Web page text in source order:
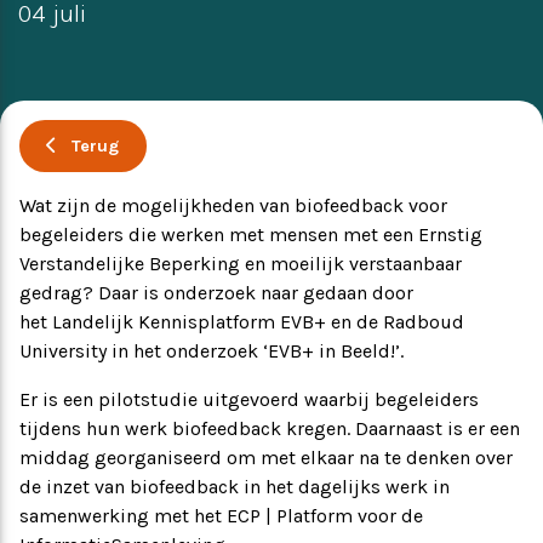
Producten
EVB+ in beeld!
Partners
04 juli
Terug
Wat zijn de mogelijkheden van biofeedback voor
begeleiders die werken met mensen met een Ernstig
Verstandelijke Beperking en moeilijk verstaanbaar
gedrag? Daar is onderzoek naar gedaan door
het Landelijk Kennisplatform EVB+ en de Radboud
University in het onderzoek ‘EVB+ in Beeld!’.
Er is een pilotstudie uitgevoerd waarbij begeleiders
tijdens hun werk biofeedback kregen. Daarnaast is er een
middag georganiseerd om met elkaar na te denken over
de inzet van biofeedback in het dagelijks werk in
samenwerking met het ECP | Platform voor de